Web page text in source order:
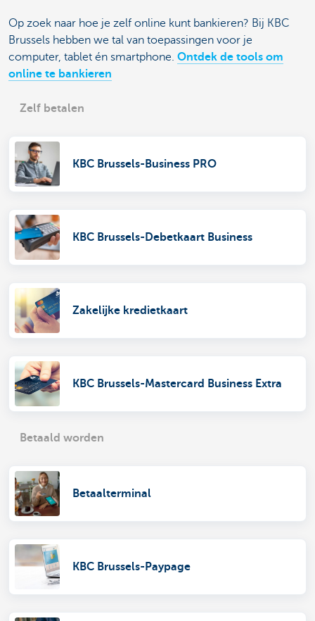
Op zoek naar hoe je zelf online kunt bankieren? Bij KBC
Brussels hebben we tal van toepassingen voor je
computer, tablet én smartphone. Ontdek de tools om
online te bankieren
Zelf betalen
KBC Brussels-Business PRO
KBC Brussels-Debetkaart Business
Zakelijke kredietkaart
KBC Brussels-Mastercard Business Extra
Betaald worden
Betaalterminal
KBC Brussels-Paypage